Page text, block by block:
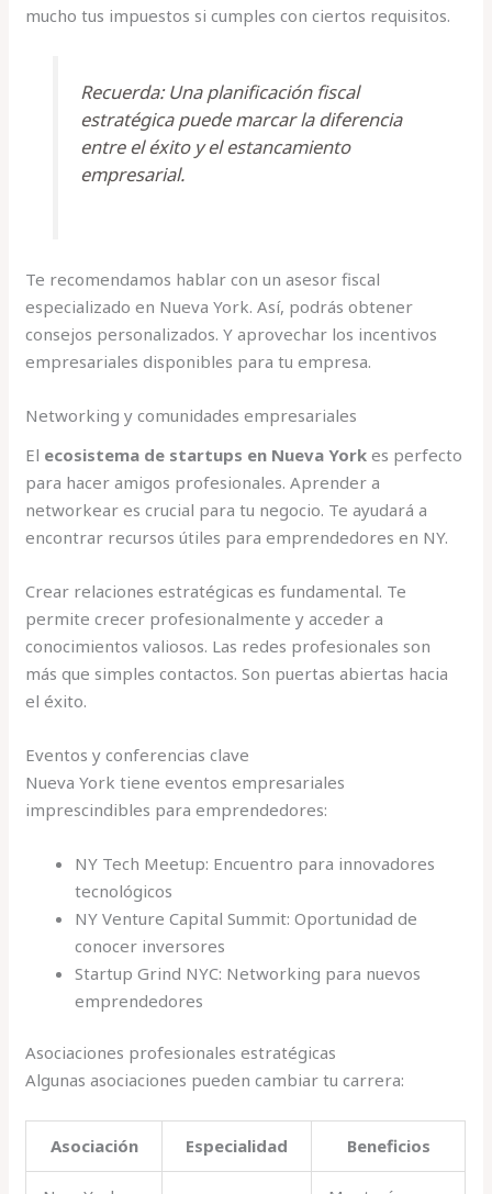
mucho tus impuestos si cumples con ciertos requisitos.
Recuerda: Una planificación fiscal
estratégica puede marcar la diferencia
entre el éxito y el estancamiento
empresarial.
Te recomendamos hablar con un asesor fiscal
especializado en Nueva York. Así, podrás obtener
consejos personalizados. Y aprovechar los incentivos
empresariales disponibles para tu empresa.
Networking y comunidades empresariales
El ecosistema de startups en Nueva York es perfecto
para hacer amigos profesionales. Aprender a
networkear es crucial para tu negocio. Te ayudará a
encontrar recursos útiles para emprendedores en NY.
Crear relaciones estratégicas es fundamental. Te
permite crecer profesionalmente y acceder a
conocimientos valiosos. Las redes profesionales son
más que simples contactos. Son puertas abiertas hacia
el éxito.
Eventos y conferencias clave
Nueva York tiene eventos empresariales
imprescindibles para emprendedores:
NY Tech Meetup: Encuentro para innovadores
tecnológicos
NY Venture Capital Summit: Oportunidad de
conocer inversores
Startup Grind NYC: Networking para nuevos
emprendedores
Asociaciones profesionales estratégicas
Algunas asociaciones pueden cambiar tu carrera:
Asociación Especialidad Beneficios